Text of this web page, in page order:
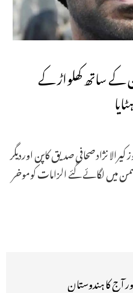
کے ساتھ کھلواڑ کے
نژاد صحافی صدیق کاپن اوردیگر
میں لگائے گئے الزامات کوموخر
آج کا ہندوستان